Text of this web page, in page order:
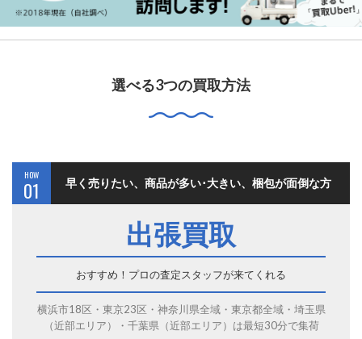
選べる3つの買取方法
HOW
01 早く売りたい、商品が多い･大きい、梱包が面倒な方
出張買取
おすすめ！プロの査定スタッフが来てくれる
横浜市18区・東京23区・神奈川県全域・東京都全域・埼玉県
（近部エリア）・千葉県（近部エリア）は最短30分で集荷